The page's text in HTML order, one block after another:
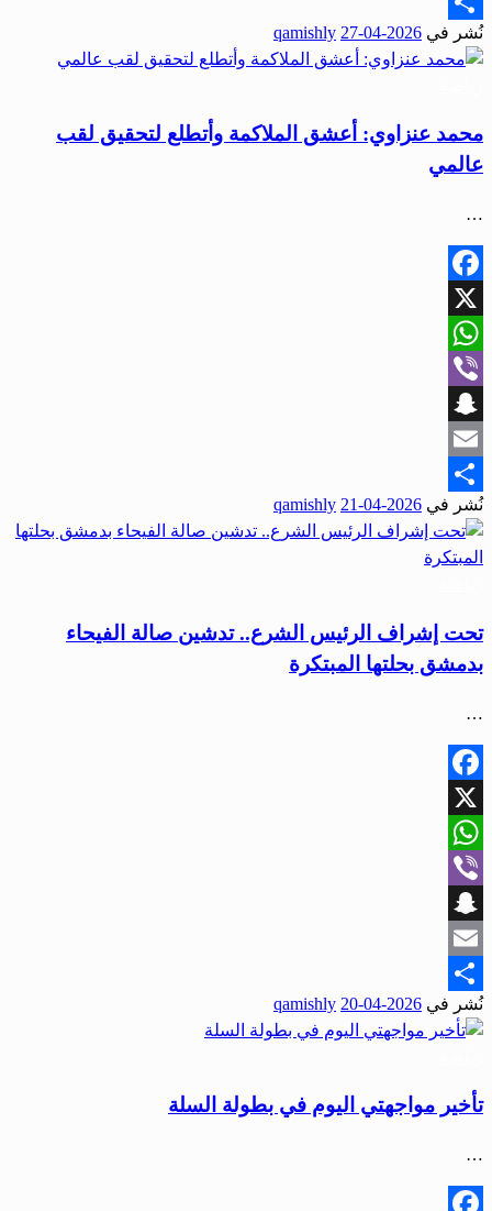
Share
نُشر في 2026-04-27
qamishly
محمد عنزاوي: أعشق الملاكمة وأتطلع لتحقيق لقب
عالمي
…
Facebook
X
WhatsApp
Viber
Snapchat
Email
Share
نُشر في 2026-04-21
qamishly
تحت إشراف الرئيس الشرع.. تدشين صالة الفيحاء
بدمشق بحلتها المبتكرة
…
Facebook
X
WhatsApp
Viber
Snapchat
Email
Share
نُشر في 2026-04-20
qamishly
تأخير مواجهتي اليوم في بطولة السلة
…